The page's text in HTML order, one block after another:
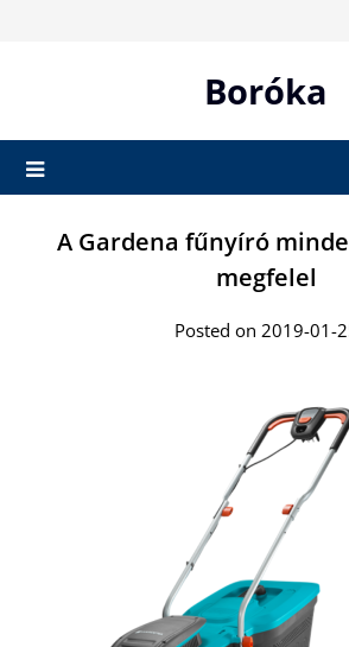
Boróka
A Gardena fűnyíró
megfelel
Posted on 2019-01-